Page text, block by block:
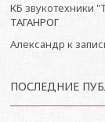
КБ звукотехники
ТАГАНРОГ
Александр к
ПОСЛЕДНИЕ